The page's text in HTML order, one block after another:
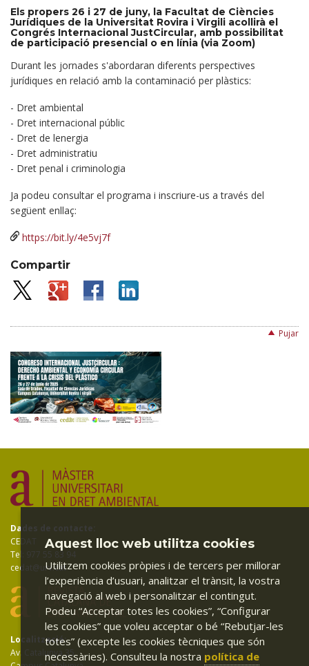
Els propers 26 i 27 de juny, la Facultat de Ciències
Jurídiques de la Universitat Rovira i Virgili acollirà el
Congrés Internacional JustCircular, amb possibilitat
de participació presencial o en línia (via Zoom)
Durant les jornades s'abordaran diferents perspectives
jurídiques en relació amb la contaminació per plàstics:
- Dret ambiental
- Dret internacional públic
- Dret de lenergia
- Dret administratiu
- Dret penal i criminologia
Ja podeu consultar el programa i inscriure-us a través del
següent enllaç:
https://bit.ly/4e5vj7f
Compartir
Pujar
Dades de contacte:
CEDAT
Tel: 977 55 83 94
cedat@urv.cat
Localització:
Av. Catalunya 35
Aquest lloc web utilitza cookies
Utilitzem cookies pròpies i de tercers per millorar
l’experiència d’usuari, analitzar el trànsit, la vostra
navegació al web i personalitzar el contingut.
Podeu “Acceptar totes les cookies”, “Configurar
les cookies” que voleu acceptar o bé “Rebutjar-les
totes” (excepte les cookies tècniques que són
necessàries). Consulteu la nostra política de